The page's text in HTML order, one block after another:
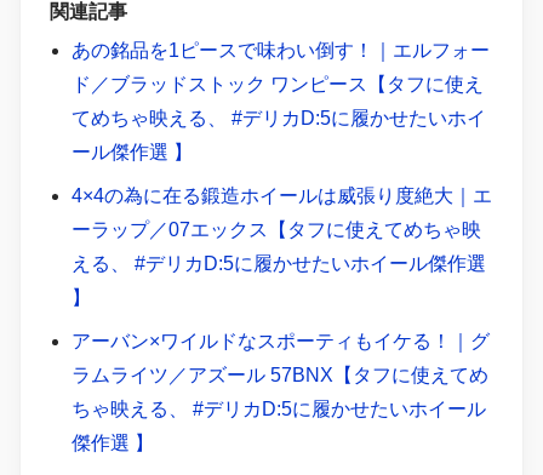
関連記事
あの銘品を1ピースで味わい倒す！｜エルフォー
ド／ブラッドストック ワンピース【タフに使え
てめちゃ映える、 #デリカD:5に履かせたいホイ
ール傑作選 】
4×4の為に在る鍛造ホイールは威張り度絶大｜エ
ーラップ／07エックス【タフに使えてめちゃ映
える、 #デリカD:5に履かせたいホイール傑作選
】
アーバン×ワイルドなスポーティもイケる！｜グ
ラムライツ／アズール 57BNX【タフに使えてめ
ちゃ映える、 #デリカD:5に履かせたいホイール
傑作選 】